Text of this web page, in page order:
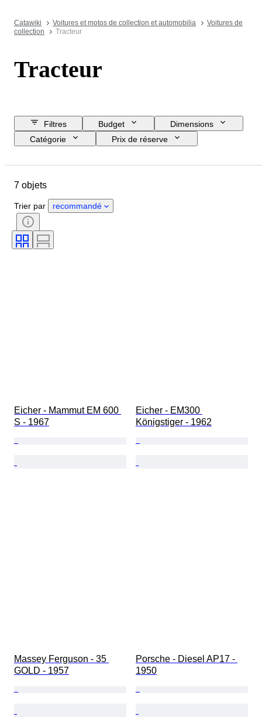
Catawiki Voitures et motos de collection et automobilia
Voitures de
collection
Tracteur
Tracteur
Filtres Budget
Dimensions
Catégorie
Prix de réserve
Pays d’origine
Suppléments
Type de carburant
CoC (Certificat de conformité)
État (mécanique)
7 objets
Trier par recommandé
Eicher - Mammut EM 600
S - 1967
Eicher - EM300
Königstiger - 1962
Massey Ferguson - 35
GOLD - 1957
Porsche - Diesel AP17 -
1950